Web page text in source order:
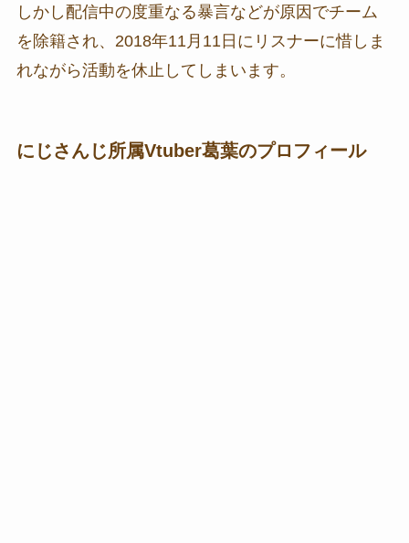
しかし配信中の度重なる暴言などが原因でチーム
を除籍され、2018年11月11日にリスナーに惜しま
れながら活動を休止してしまいます。
にじさんじ所属Vtuber葛葉のプロフィール